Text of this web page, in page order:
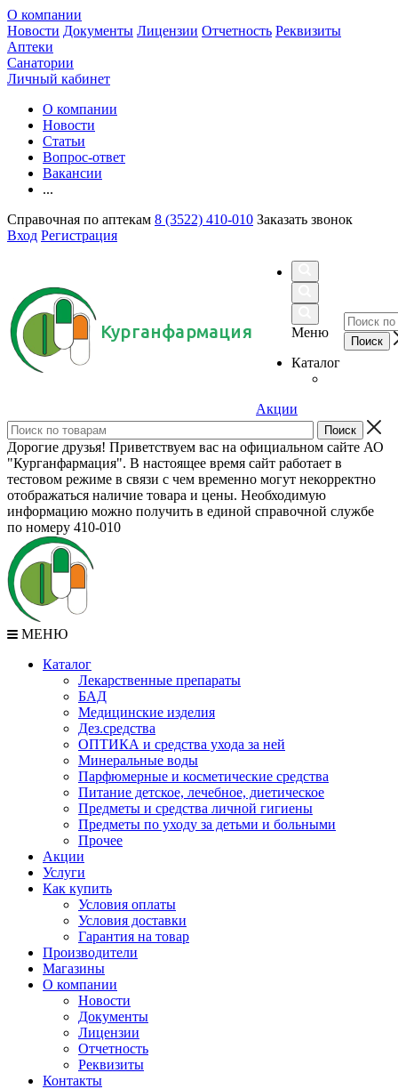
О компании
Новости Документы Лицензии Отчетность Реквизиты
Аптеки
Санатории
Личный кабинет
О компании
Новости
Статьи
Вопрос-ответ
Вакансии
...
Справочная по аптекам 8 (3522) 410-010 Заказать звонок
Вход Регистрация
Курганфармация
Меню
Каталог
Акции
Дорогие друзья! Приветствуем вас на официальном сайте АО
"Курганфармация". В настоящее время сайт работает в
тестовом режиме в связи с чем временно могут некорректно
отображаться наличие товара и цены. Необходимую
информацию можно получить в единой справочной службе
по номеру 410-010
МЕНЮ
Каталог
Лекарственные препараты
БАД
Медицинские изделия
Дез.средства
ОПТИКА и средства ухода за ней
Минеральные воды
Парфюмерные и косметические средства
Питание детское, лечебное, диетическое
Предметы и средства личной гигиены
Предметы по уходу за детьми и больными
Прочее
Акции
Услуги
Как купить
Условия оплаты
Условия доставки
Гарантия на товар
Производители
Магазины
О компании
Новости
Документы
Лицензии
Отчетность
Реквизиты
Контакты